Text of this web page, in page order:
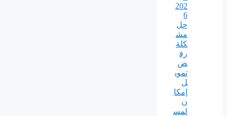
202
6
حل
مش
كلة
رف
ض
تموي
ل
إمكا
ن
لمس